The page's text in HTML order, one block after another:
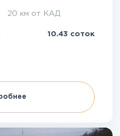
20 км от КАД
10.43 соток